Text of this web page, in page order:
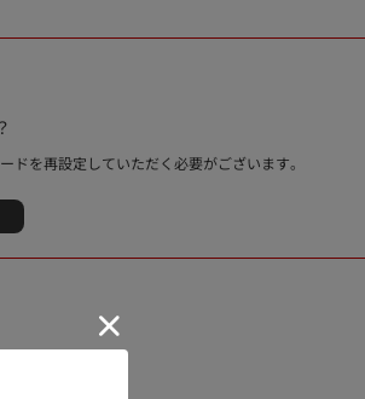
を再設定していただく必要がございます。